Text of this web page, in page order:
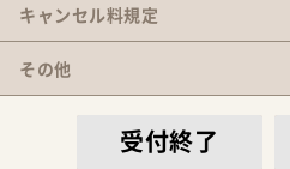
キャンセル料規定
その他
受付終了